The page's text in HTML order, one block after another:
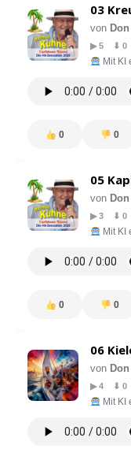
03
von
▶ 5 ⬇ 0
Mit KI
0 0
05
von
▶ 3 ⬇ 0
Mit KI
0 0
06
von
▶ 4 ⬇ 0
Mit KI